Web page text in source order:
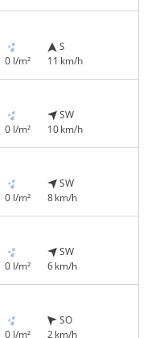
0 l/m²
S
11 km/h
0 l/m²
SW
10 km/h
0 l/m²
SW
8 km/h
0 l/m²
SW
6 km/h
0 l/m²
SO
2 km/h